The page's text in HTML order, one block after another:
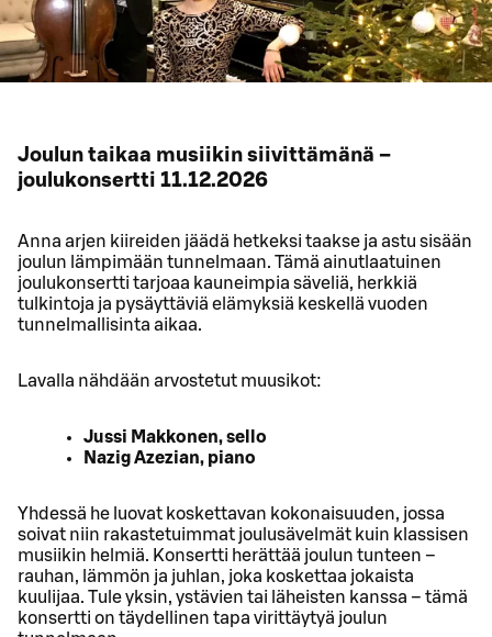
Joulun taikaa musiikin siivittämänä –
joulukonsertti 11.12.2026
Anna arjen kiireiden jäädä hetkeksi taakse ja astu sisään
joulun lämpimään tunnelmaan. Tämä ainutlaatuinen
joulukonsertti tarjoaa kauneimpia säveliä, herkkiä
tulkintoja ja pysäyttäviä elämyksiä keskellä vuoden
tunnelmallisinta aikaa.
Lavalla nähdään arvostetut muusikot:
Jussi Makkonen, sello
Nazig Azezian, piano
Yhdessä he luovat koskettavan kokonaisuuden, jossa
soivat niin rakastetuimmat joulusävelmät kuin klassisen
musiikin helmiä. Konsertti herättää joulun tunteen –
rauhan, lämmön ja juhlan, joka koskettaa jokaista
kuulijaa. Tule yksin, ystävien tai läheisten kanssa – tämä
konsertti on täydellinen tapa virittäytyä joulun